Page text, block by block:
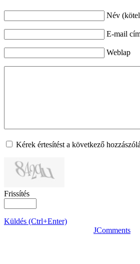
Név
E-mail
Weblap
Kérek értesítést a következő
Frissítés
Küldés (Ctrl+Enter)
JComments